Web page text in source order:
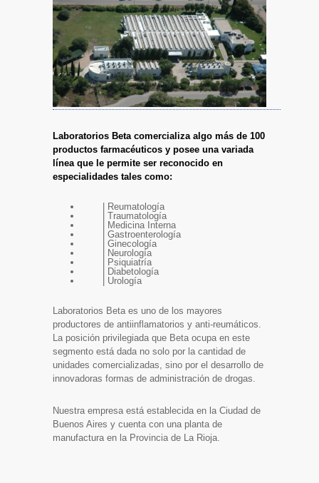
Laboratorios Beta comercializa algo más de 100
productos farmacéuticos y posee una variada
línea que le permite ser reconocido en
especialidades tales como:
| Reumatología
| Traumatología
| Medicina Interna
| Gastroenterología
| Ginecología
| Neurología
| Psiquiatría
| Diabetología
| Urología
Laboratorios Beta es uno de los mayores
productores de antiinflamatorios y anti-reumáticos.
La posición privilegiada que Beta ocupa en este
segmento está dada no solo por la cantidad de
unidades comercializadas, sino por el desarrollo de
innovadoras formas de administración de drogas.
Nuestra empresa está establecida en la Ciudad de
Buenos Aires y cuenta con una planta de
manufactura en la Provincia de La Rioja.